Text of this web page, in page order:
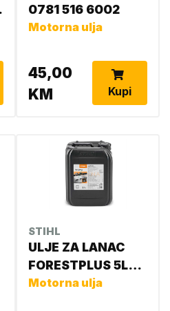
0781 516 6002
Motorna ulja
45,00
KM
Kupi
STIHL
ULJE ZA LANAC
FORESTPLUS 5L
0781 516 6002
Motorna ulja